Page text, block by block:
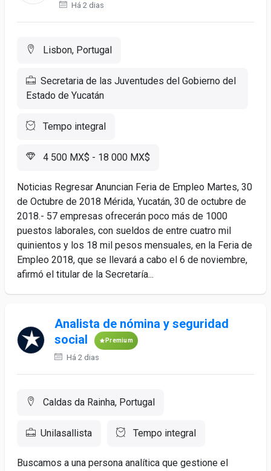
Há 2 dias
Lisbon, Portugal
Secretaria de las Juventudes del Gobierno del
Estado de Yucatán
Tempo integral
4 500 MX$ - 18 000 MX$
Noticias Regresar Anuncian Feria de Empleo Martes, 30
de Octubre de 2018 Mérida, Yucatán, 30 de octubre de
2018.- 57 empresas ofrecerán poco más de 1000
puestos laborales, con sueldos de entre cuatro mil
quinientos y los 18 mil pesos mensuales, en la Feria de
Empleo 2018, que se llevará a cabo el 6 de noviembre,
afirmó el titular de la Secretaría...
Analista de nómina y seguridad
social
Premium
Há 2 dias
Caldas da Rainha, Portugal
Unilasallista Tempo integral
Buscamos a una persona analítica que gestione el